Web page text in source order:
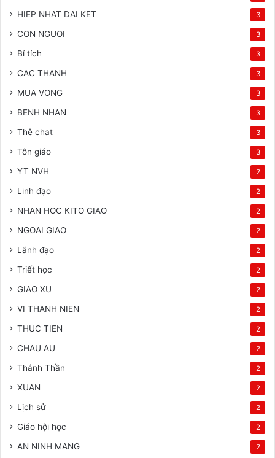
HIEP NHAT DAI KET 3
CON NGUOI 3
Bí tích 3
CAC THANH 3
MUA VONG 3
BENH NHAN 3
Thê chat 3
Tôn giáo 3
YT NVH 2
Linh đạo 2
NHAN HOC KITO GIAO 2
NGOAI GIAO 2
Lãnh đạo 2
Triết học 2
GIAO XU 2
VI THANH NIEN 2
THUC TIEN 2
CHAU AU 2
Thánh Thần 2
XUAN 2
Lịch sử 2
Giáo hội học 2
AN NINH MANG 2